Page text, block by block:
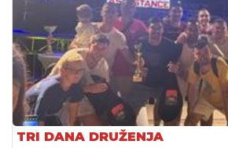
TRI DANA DRUŽENJA